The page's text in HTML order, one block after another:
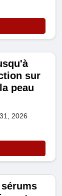
sur
peau
2026